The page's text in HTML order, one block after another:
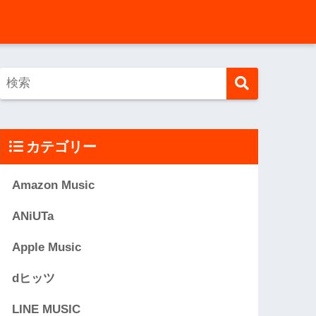
カテゴリー
Amazon Music
ANiUTa
Apple Music
dヒッツ
LINE MUSIC